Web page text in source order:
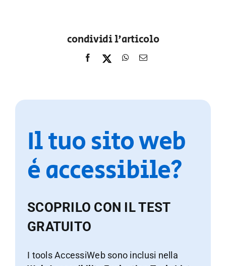
condividi l'articolo
Il tuo sito web
è accessibile?
SCOPRILO CON IL TEST
GRATUITO
I tools AccessiWeb sono inclusi nella